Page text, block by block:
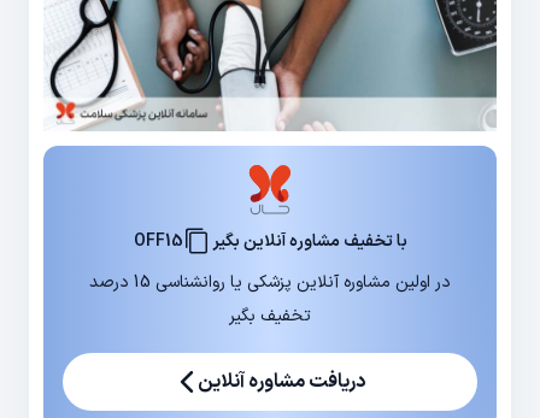
با تخفیف مشاوره آنلاین بگیر
OFF15
در اولین مشاوره آنلاین پزشکی یا روانشناسی 15 درصد
تخفیف بگیر
دریافت مشاوره آنلاین